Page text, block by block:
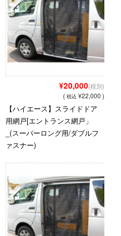
¥20,000(税別)
( 税込 ¥22,000 )
【ハイエース】スライドドア
用網戸[エントランス網戸」
_(スーパーロング用/ダブルフ
ァスナー)